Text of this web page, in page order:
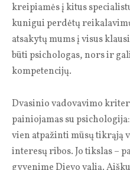
kreipiamės į kitus
kunigui perdėtų
atsakytų mums į visus
būti psichologas, nors ir
kompetencijų.
Dvasinio vadovavimo
painiojamas su
vien atpažinti mūsų tikrąją
interesų ribos. Jo tikslas –
gyvenime Dievo valią.